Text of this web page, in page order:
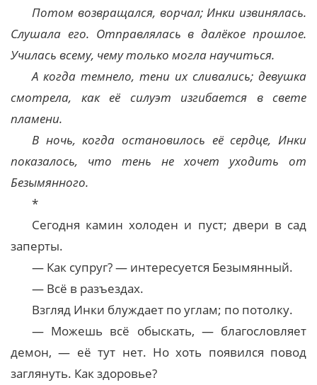
Потом возвращался, ворчал; Инки извинялась.
Слушала его. Отправлялась в далёкое прошлое.
Училась всему, чему только могла научиться.
А когда темнело, тени их сливались; девушка
смотрела, как её силуэт изгибается в свете
пламени.
В ночь, когда остановилось её сердце, Инки
показалось, что тень не хочет уходить от
Безымянного.
*
Сегодня камин холоден и пуст; двери в сад
заперты.
— Как супруг? — интересуется Безымянный.
— Всё в разъездах.
Взгляд Инки блуждает по углам; по потолку.
— Можешь всё обыскать, — благословляет
демон, — её тут нет. Но хоть появился повод
заглянуть. Как здоровье?